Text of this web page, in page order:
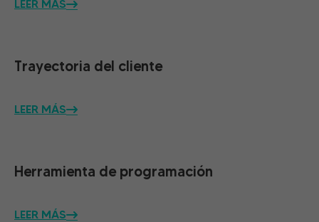
LEER MÁS
Trayectoria del cliente
LEER MÁS
Herramienta de programación
LEER MÁS